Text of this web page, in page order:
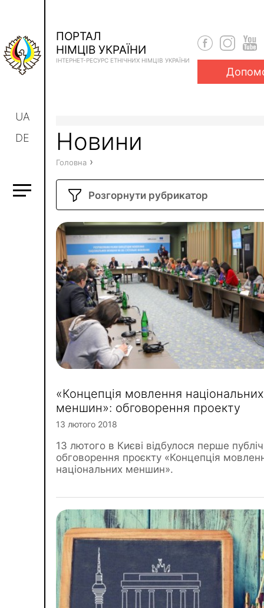
UA
DE
ПОРТАЛ
НІМЦІВ УКРАЇНИ
ІНТЕРНЕТ-РЕСУРС ЕТНІЧНИХ НІМЦІВ УКРАЇНИ
Новини
Головна ›
Розгорнути рубрикатор
«Концепція мовлення національних
меншин»: обговорення проекту
13 лютого 2018
13 лютого в Києві відбулося перше
обговорення проєкту «Концепція
національних меншин».